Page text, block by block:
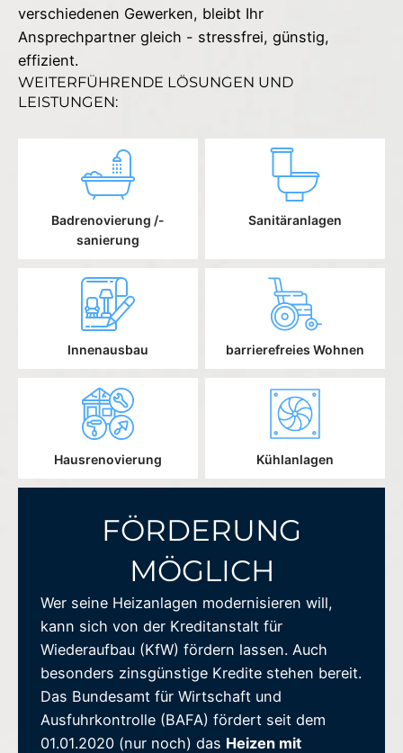
verschiedenen Gewerken, bleibt Ihr
Ansprechpartner gleich - stressfrei, günstig,
effizient.
WEITERFÜHRENDE LÖSUNGEN UND
LEISTUNGEN:
Badrenovierung /-
sanierung
Sanitäranlagen
Innenausbau barrierefreies Wohnen
Hausrenovierung Kühlanlagen
FÖRDERUNG
MÖGLICH
Wer seine Heizanlagen modernisieren will,
kann sich von der Kreditanstalt für
Wiederaufbau (KfW) fördern lassen. Auch
besonders zinsgünstige Kredite stehen bereit.
Das Bundesamt für Wirtschaft und
Ausfuhrkontrolle (BAFA) fördert seit dem
01.01.2020 (nur noch) das Heizen mit